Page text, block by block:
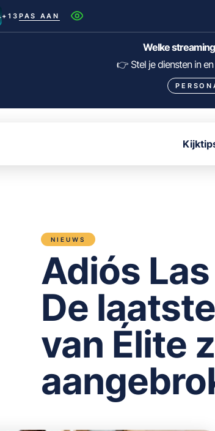
+13 PAS AAN
Netflix SkyShowtime
HBO Max
Welke
👉 Stel je diensten in
NIEUWS
Adiós
De
van Élite